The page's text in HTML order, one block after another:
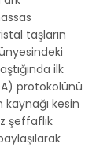
taşların
ilk
protokolünü
kaynağı kesin
şeffaflık